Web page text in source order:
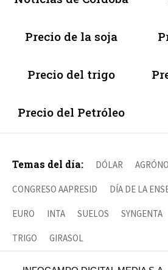
Precio de la soja
Precio del trigo
Precio del Petróleo
Temas del día: DÓLAR
CONGRESO AAPRESID DÍA DE LA
EURO INTA SUELOS SYNGENTA
TRIGO GIRASOL